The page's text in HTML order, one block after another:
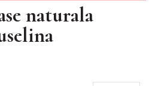
naturala